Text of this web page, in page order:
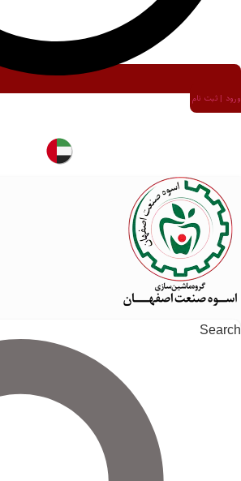
ورود | ثبت نام
Search